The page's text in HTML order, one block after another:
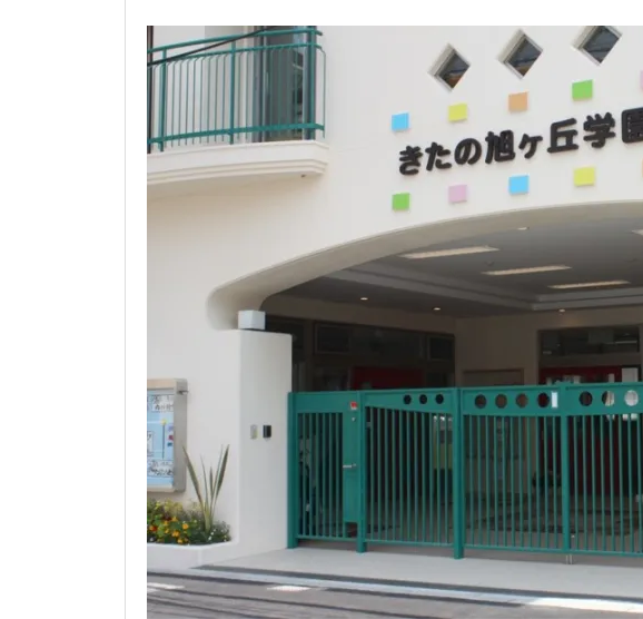
サイトマップ 個人情報保護方針 免責事項
会社概要 プライバシーポリシー